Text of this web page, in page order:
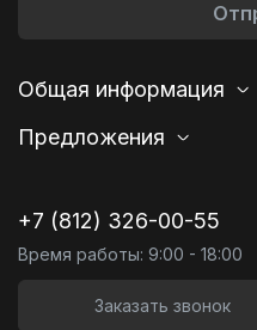
Общая информация
Предложения
+7 (812) 326-00-55
Время работы: 9:00 - 18:00
Заказать звонок